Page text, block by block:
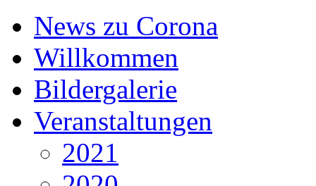
News zu Corona
Willkommen
Bildergalerie
Veranstaltungen
2021